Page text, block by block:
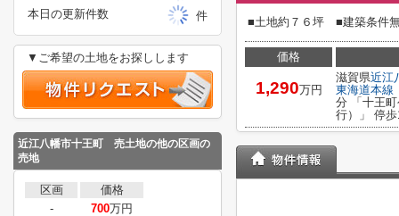
■土地約７６坪 ■建築条件
価格
1,290万円
滋賀県近江
東海道本線
分 「十王
行）」 停
本日の更新件数
件
▼ご希望の土地をお探しします
近江八幡市十王町 売土地の他の区画の
売地
区画
価格
-
700万円